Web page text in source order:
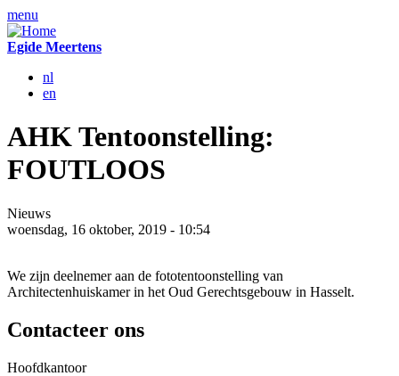
menu
Egide Meertens
nl
en
AHK Tentoonstelling:
FOUTLOOS
Nieuws
woensdag, 16 oktober, 2019 - 10:54
We zijn deelnemer aan de fototentoonstelling van
Architectenhuiskamer in het Oud Gerechtsgebouw in Hasselt.
Contacteer ons
Hoofdkantoor